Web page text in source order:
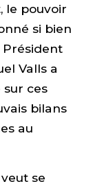
le pouvoir
si bien
Président
Valls a
ces
bilans
au
se